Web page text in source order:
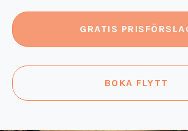
GRATIS
BOKA FLYTT